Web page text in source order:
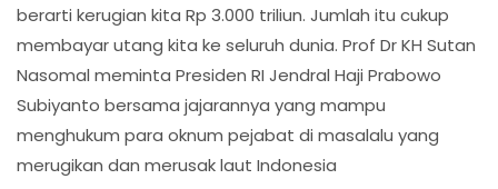
berarti kerugian kita Rp 3.000 triliun. Jumlah itu cukup
membayar utang kita ke seluruh dunia. Prof Dr KH Sutan
Nasomal meminta Presiden RI Jendral Haji Prabowo
Subiyanto bersama jajarannya yang mampu
menghukum para oknum pejabat di masalalu yang
merugikan dan merusak laut Indonesia